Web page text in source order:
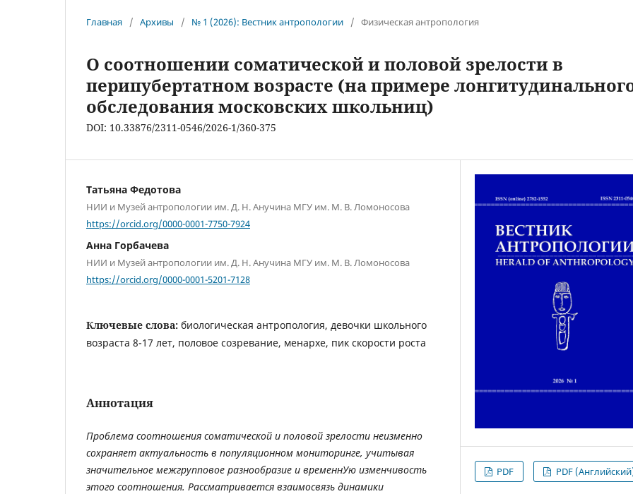
Главная / Архивы / № 1 (2026): Вестник антропологии / Физическая антропология
О соотношении соматической и половой зрелости в
перипубертатном возрасте (на примере
обследования московских школьниц)
DOI: 10.33876/2311-0546/2026-1/360-375
Татьяна Федотова
НИИ и Музей антропологии им. Д. Н. Анучина МГУ им. М. В. Ломоносова
https://orcid.org/0000-0001-7750-7924
Анна Горбачева
НИИ и Музей антропологии им. Д. Н. Анучина МГУ им. М. В. Ломоносова
https://orcid.org/0000-0001-5201-7128
Ключевые слова: биологическая антропология, девочки школьного
возраста 8-17 лет, половое созревание, менархе, пик скорости роста
Аннотация
Проблема соотношения соматической и половой зрелости неизменно
сохраняет актуальность в популяционном мониторинге, учитывая
значительное межгрупповое разнообразие и временнУю изменчивость
этого соотношения. Рассматривается взаимосвязь динамики
PDF PDF